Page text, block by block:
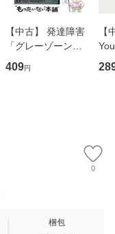
【中古】 発達障害
「グレーゾーン」
その正しい理解と
克服法 (SB新書 57
409円
【
のが
0
梱包